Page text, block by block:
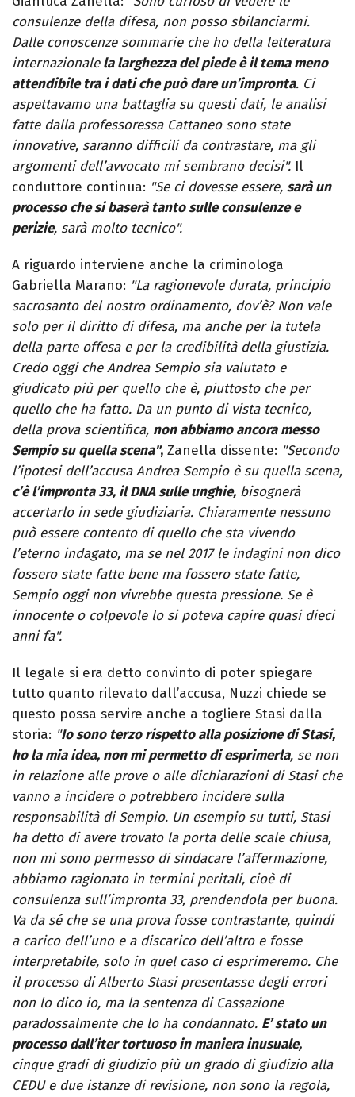
consulenze della difesa, non posso sbilanciarmi.
Dalle conoscenze sommarie che ho della letteratura
internazionalela larghezza del piede è il tema meno
attendibile tra i dati che può dare un’impronta. Ci
aspettavamo una battaglia su questi dati, le analisi
fatte dalla professoressa Cattaneo sono state
innovative, saranno difficili da contrastare, ma gli
argomenti dell’avvocato mi sembrano decisi". Il
conduttore continua: "Se ci dovesse essere, sarà un
processo che si baserà tanto sulle consulenze e
perizie, sarà molto tecnico".
A riguardo interviene anche la criminologa
Gabriella Marano: "La ragionevole durata, principio
sacrosanto del nostro ordinamento, dov’è? Non vale
solo per il diritto di difesa, ma anche per la tutela
della parte offesa e per la credibilità della giustizia.
Credo oggi che Andrea Sempio sia valutato e
giudicato più per quello che è, piuttosto che per
quello che ha fatto. Da un punto di vista tecnico,
della prova scientifica, non abbiamo ancora messo
Sempio su quella scena", Zanella dissente: "Secondo
l’ipotesi dell’accusa Andrea Sempio è su quella scena,
c’è l’impronta 33, il DNA sulle unghie, bisognerà
accertarlo in sede giudiziaria. Chiaramente nessuno
può essere contento di quello che sta vivendo
l’eterno indagato, ma se nel 2017 le indagini non dico
fossero state fatte bene ma fossero state fatte,
Sempio oggi non vivrebbe questa pressione. Se è
innocente o colpevole lo si poteva capire quasi dieci
anni fa".
Il legale si era detto convinto di poter spiegare
tutto quanto rilevato dall’accusa, Nuzzi chiede se
questo possa servire anche a togliere Stasi dalla
storia: "Io sono terzo rispetto alla posizione di Stasi,
ho la mia idea, non mi permetto di esprimerla, se non
in relazione alle prove o alle dichiarazioni di Stasi che
vanno a incidere o potrebbero incidere sulla
responsabilità di Sempio. Un esempio su tutti, Stasi
ha detto di avere trovato la porta delle scale chiusa,
non mi sono permesso di sindacare l’affermazione,
abbiamo ragionato in termini peritali, cioè di
consulenza sull’impronta 33, prendendola per buona.
Va da sé che se una prova fosse contrastante, quindi
a carico dell’uno e a discarico dell’altro e fosse
interpretabile, solo in quel caso ci esprimeremo. Che
il processo di Alberto Stasi presentasse degli errori
non lo dico io, ma la sentenza di Cassazione
paradossalmente che lo ha condannato. E’ stato un
processo dall’iter tortuoso in maniera inusuale,
cinque gradi di giudizio più un grado di giudizio alla
CEDU e due istanze di revisione, non sono la regola,